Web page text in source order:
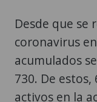
Desde que
coronavirus
acumulados
730. De
activos en la